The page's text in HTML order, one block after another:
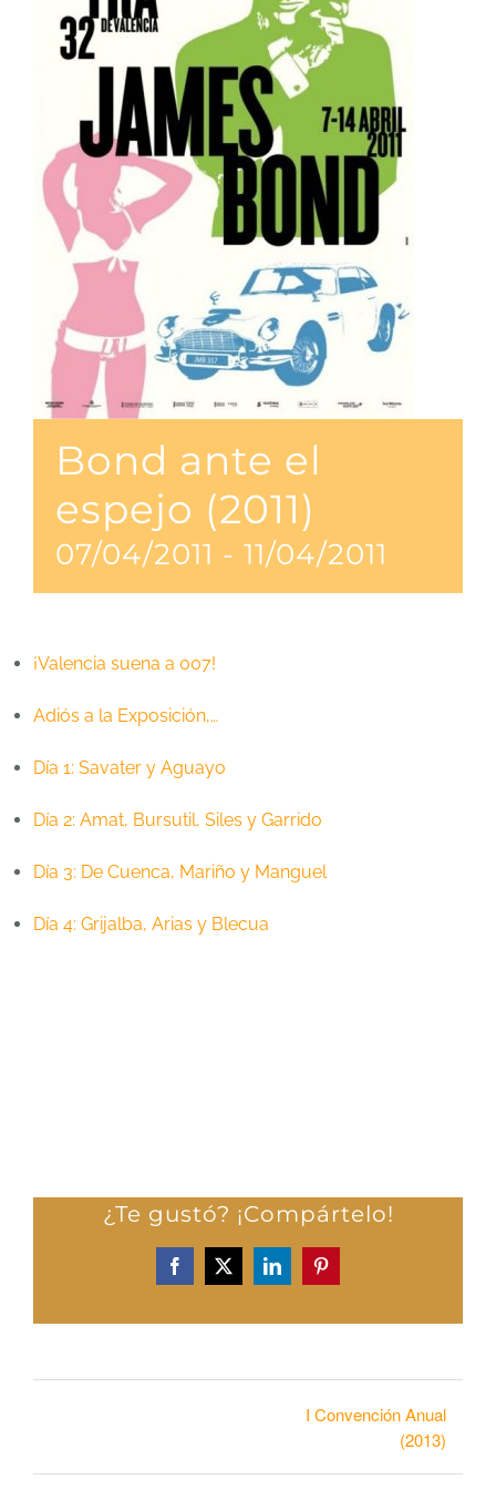
Bond ante el
espejo (2011)
07/04/2011 - 11/04/2011
¡Valencia suena a 007!
Adiós a la Exposición,…
Día 1: Savater y Aguayo
Día 2: Amat, Bursutil, Siles y Garrido
Día 3: De Cuenca, Mariño y Manguel
Día 4: Grijalba, Arias y Blecua
¿Te gustó? ¡Compártelo!
Facebook
X LinkedInPinterest
I Convención Anual
(2013)